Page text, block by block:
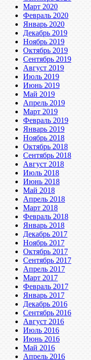
Март 2020
Февраль 2020
Январь 2020
Декабрь 2019
Ноябрь 2019
Октябрь 2019
Сентябрь 2019
Август 2019
Июль 2019
Июнь 2019
Май 2019
Апрель 2019
Март 2019
Февраль 2019
Январь 2019
Ноябрь 2018
Октябрь 2018
Сентябрь 2018
Август 2018
Июль 2018
Июнь 2018
Май 2018
Апрель 2018
Март 2018
Февраль 2018
Январь 2018
Декабрь 2017
Ноябрь 2017
Октябрь 2017
Сентябрь 2017
Апрель 2017
Март 2017
Февраль 2017
Январь 2017
Декабрь 2016
Сентябрь 2016
Август 2016
Июль 2016
Июнь 2016
Май 2016
Апрель 2016